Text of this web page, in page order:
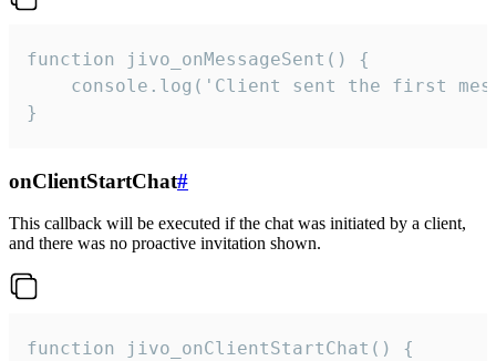
function jivo_onMessageSent() {
console.log('Client sent the first
}
onClientStartChat#
This callback will be executed if the chat was initiated by a client,
and there was no proactive invitation shown.
function jivo_onClientStartChat() {